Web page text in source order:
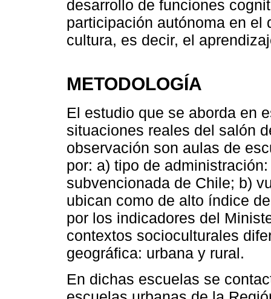
desarrollo de funciones
participación autónoma en el
cultura, es decir, el
METODOLOGÍA
El estudio que se aborda en
situaciones reales del salón
observación son aulas de
por: a) tipo de
subvencionada de Chile; b)
ubican como de alto índice
por los indicadores del
contextos socioculturales
geográfica: urbana y rural.
En dichas escuelas se